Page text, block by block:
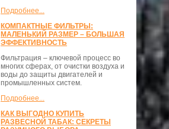
Подробнее...
КОМПАКТНЫЕ ФИЛЬТРЫ:
МАЛЕНЬКИЙ РАЗМЕР – БОЛЬШАЯ
ЭФФЕКТИВНОСТЬ
Фильтрация – ключевой процесс во
многих сферах, от очистки воздуха и
воды до защиты двигателей и
промышленных систем.
Подробнее...
КАК ВЫГОДНО КУПИТЬ
РАЗВЕСНОЙ ТАБАК: СЕКРЕТЫ